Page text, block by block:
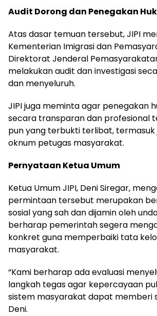
Audit Dorong dan Penegakan
Atas dasar temuan tersebut, JIPI
Kementerian Imigrasi dan
Direktorat Jenderal
melakukan audit dan investigasi
dan menyeluruh.
JIPI juga meminta agar penegakan
secara transparan dan profesional
pun yang terbukti terlibat,
oknum petugas masyarakat.
Pernyataan Ketua Umum
Ketua Umum JIPI, Deni Siregar,
permintaan tersebut merupakan
sosial yang sah dan dijamin oleh
berharap pemerintah segera
konkret guna memperbaiki tata
masyarakat.
“Kami berharap ada evaluasi
langkah tegas agar kepercayaan
sistem masyarakat dapat memberi
Deni.